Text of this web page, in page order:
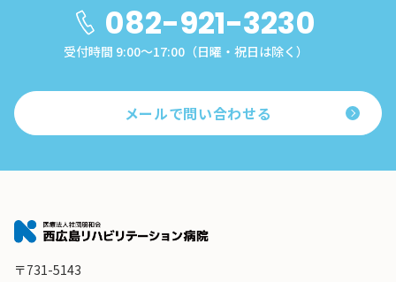
082-921-3230
受付時間 9:00～17:00（日曜・祝日は除く）
メールで問い合わせる
〒731-5143